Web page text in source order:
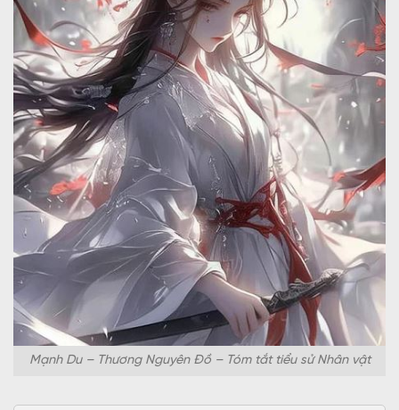
Mạnh Du – Thương Nguyên Đồ – Tóm tắt tiểu sử Nhân vật